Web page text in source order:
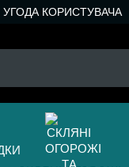
УГОДА КОРИСТУВАЧА